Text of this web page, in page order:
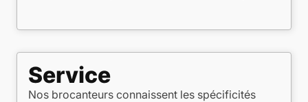
Service
Nos brocanteurs connaissent les spécificités